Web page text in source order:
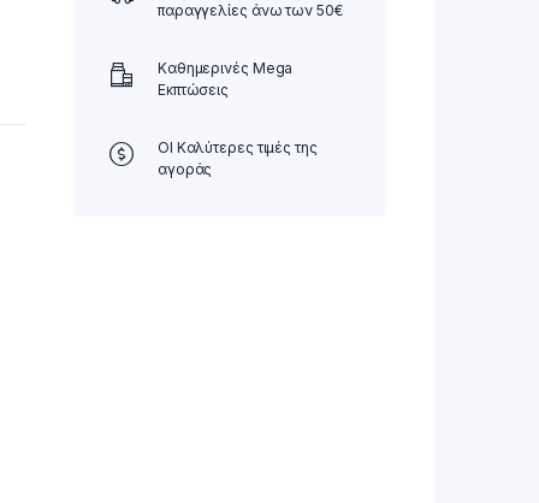
παραγγελίες άνω των 50€
Καθημερινές Mega
Εκπτώσεις
ΟΙ Καλύτερες τιμές της
αγοράς